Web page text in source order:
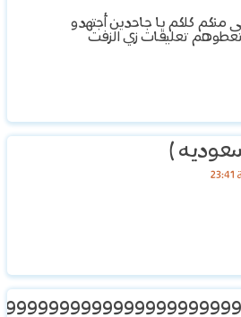
منكم كلكم يا جاحدين أجتهدو
تعطوهم تعليقات زي الزفت
)